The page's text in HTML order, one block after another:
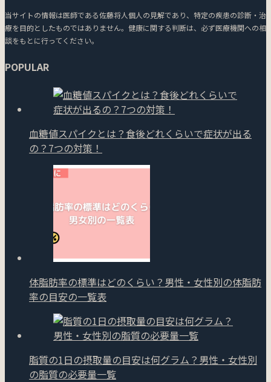
当サイトの情報は医師である佐藤将人個人の見解であり、特定の疾患の診断・治
療を目的としたものではありません。健康に関する判断は、必ず医療機関への相
談をもとに行ってください。
POPULAR
血糖値スパイクとは？食後どれくらいで症状が出る
の？7つの対策！
体脂肪率の標準はどのくらい？男性・女性別の体脂肪
率の目安の一覧表
脂質の1日の摂取量の目安は何グラム？男性・女性別
の脂質の必要量一覧